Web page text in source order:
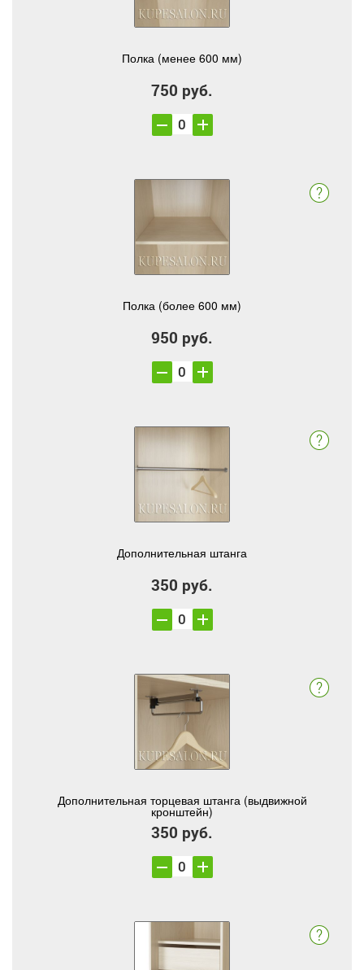
Полка (менее 600 мм)
750 руб.
Полка (более 600 мм)
950 руб.
Дополнительная штанга
350 руб.
Дополнительная торцевая штанга (выдвижной
кронштейн)
350 руб.